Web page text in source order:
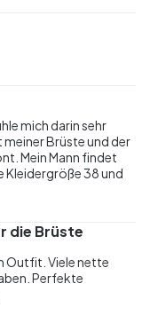
mich darin sehr
Brüste und der
Mein Mann findet
Kleidergröße 38 und
die Brüste
Outfit. Viele nette
Perfekte